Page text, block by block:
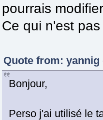
pourrais
Ce qui n'est
Quote from: yannig
Bonjour,
Perso j'ai utilisé le